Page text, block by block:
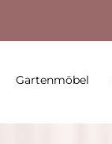
Gartenmöbel